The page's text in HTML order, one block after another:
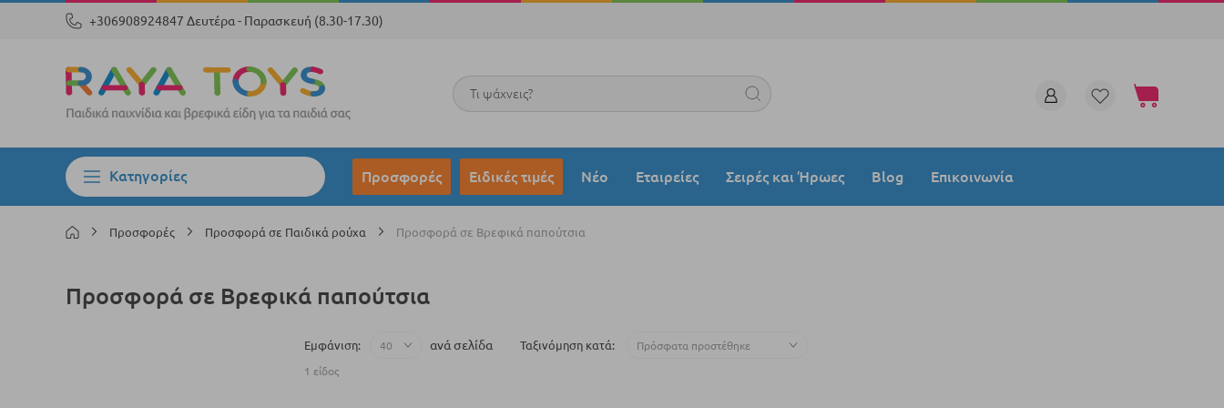
+306908924847 Δευτέρα - Παρασκευή (8.30-17.30)
Το καλάθι μου
Search
Κατηγορίες Προσφορές Ειδικές τιμές Νέο Εταιρείες Σειρές και Ήρωες Blog Επικοινωνία
Προσφορές Προσφορά σε Παιδικά ρούχα Προσφορά σε Βρεφικά παπούτσια
Προσφορά σε Βρεφικά παπούτσια
Εμφάνιση ανά σελίδα Ταξινόμηση κατά
1 είδος